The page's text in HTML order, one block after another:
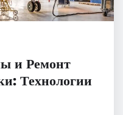
и Ремонт
Технологии